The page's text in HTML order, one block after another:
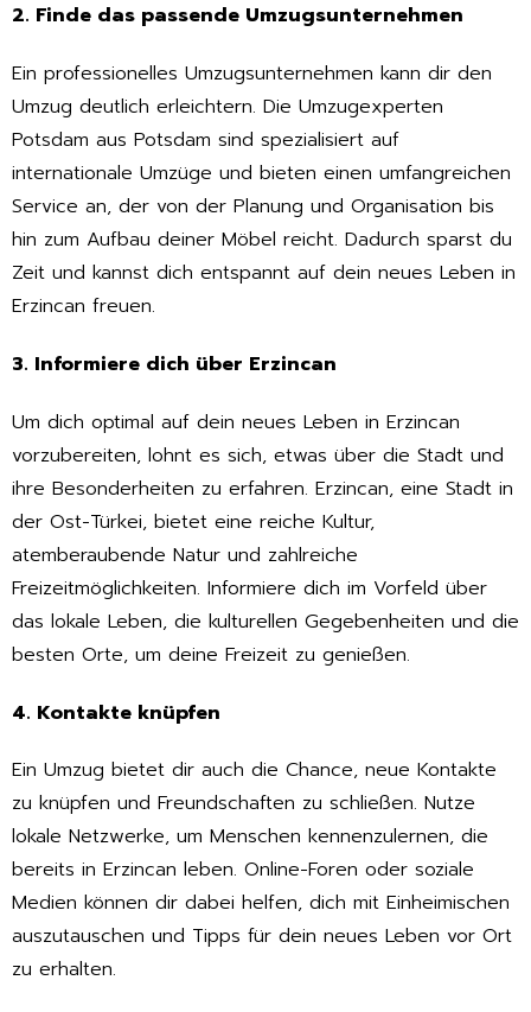
2. Finde das passende Umzugsunternehmen
Ein professionelles Umzugsunternehmen kann dir den
Umzug deutlich erleichtern. Die Umzugexperten
Potsdam aus Potsdam sind spezialisiert auf
internationale Umzüge und bieten einen umfangreichen
Service an, der von der Planung und Organisation bis
hin zum Aufbau deiner Möbel reicht. Dadurch sparst du
Zeit und kannst dich entspannt auf dein neues Leben in
Erzincan freuen.
3. Informiere dich über Erzincan
Um dich optimal auf dein neues Leben in Erzincan
vorzubereiten, lohnt es sich, etwas über die Stadt und
ihre Besonderheiten zu erfahren. Erzincan, eine Stadt in
der Ost-Türkei, bietet eine reiche Kultur,
atemberaubende Natur und zahlreiche
Freizeitmöglichkeiten. Informiere dich im Vorfeld über
das lokale Leben, die kulturellen Gegebenheiten und die
besten Orte, um deine Freizeit zu genießen.
4. Kontakte knüpfen
Ein Umzug bietet dir auch die Chance, neue Kontakte
zu knüpfen und Freundschaften zu schließen. Nutze
lokale Netzwerke, um Menschen kennenzulernen, die
bereits in Erzincan leben. Online-Foren oder soziale
Medien können dir dabei helfen, dich mit Einheimischen
auszutauschen und Tipps für dein neues Leben vor Ort
zu erhalten.